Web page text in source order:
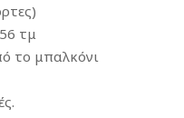
τμ
το μπαλκόνι